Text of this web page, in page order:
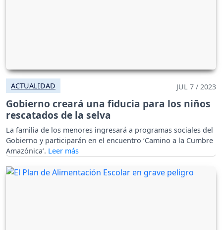
ACTUALIDAD JUL 7 / 2023
Gobierno creará una fiducia para los niños
rescatados de la selva
La familia de los menores ingresará a programas sociales del
Gobierno y participarán en el encuentro ‘Camino a la Cumbre
Amazónica’.